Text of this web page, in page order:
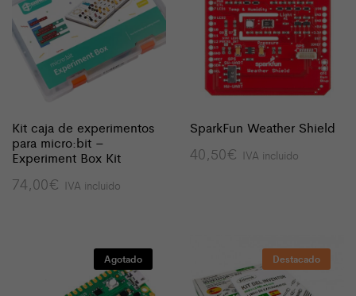
Kit caja de experimentos
para micro:bit –
Experiment Box Kit
74,00€ IVA incluido
SparkFun Weather Shield
40,50€ IVA incluido
Agotado Destacado